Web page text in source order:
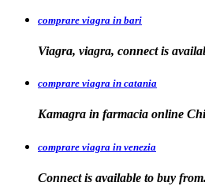
comprare viagra in bari
Viagra, viagra, connect is
comprare viagra in catania
Kamagra in farmacia online
comprare viagra in venezia
Connect is available to buy